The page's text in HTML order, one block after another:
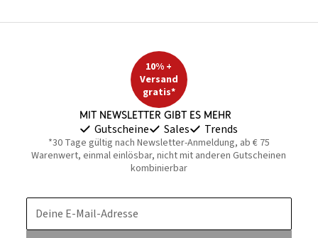
10% +
Versand
gratis*
Mit Newsletter gibt es mehr
Gutscheine Sales Trends
*30 Tage gültig nach Newsletter-Anmeldung, ab € 75
Warenwert, einmal einlösbar, nicht mit anderen Gutscheinen
kombinierbar
Deine E-Mail-Adresse